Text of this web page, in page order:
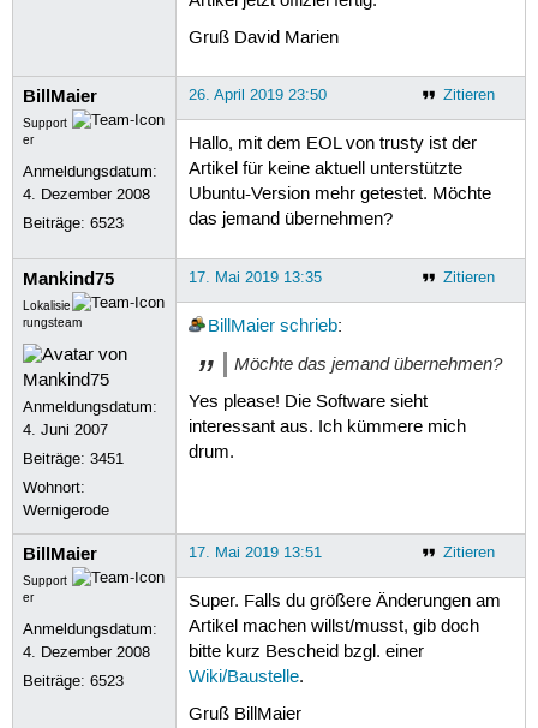
Gruß David Marien
BillMaier
Support
er
Anmeldungsdatum:
4. Dezember 2008
Beiträge:6523
Zitieren
26. April 2019 23:50
Hallo, mit dem EOL von trusty ist der
Artikel für keine aktuell unterstützte
Ubuntu-Version mehr getestet. Möchte
das jemand übernehmen?
Mankind75
Lokalisie
rungsteam
Anmeldungsdatum:
4. Juni 2007
Beiträge:3451
Wohnort:
Wernigerode
Zitieren
17. Mai 2019 13:35
BillMaier schrieb:
Möchte das jemand übernehmen?
Yes please! Die Software sieht
interessant aus. Ich kümmere mich
drum.
BillMaier
Support
er
Anmeldungsdatum:
4. Dezember 2008
Beiträge:6523
Zitieren
17. Mai 2019 13:51
Super. Falls du größere Änderungen am
Artikel machen willst/musst, gib doch
bitte kurz Bescheid bzgl. einer
Wiki/Baustelle.
Gruß BillMaier